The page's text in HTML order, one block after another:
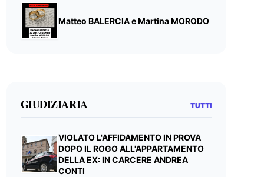
Matteo BALERCIA e Martina MORODO
GIUDIZIARIA TUTTI
VIOLATO L'AFFIDAMENTO IN PROVA
DOPO IL ROGO ALL'APPARTAMENTO
DELLA EX: IN CARCERE ANDREA
CONTI